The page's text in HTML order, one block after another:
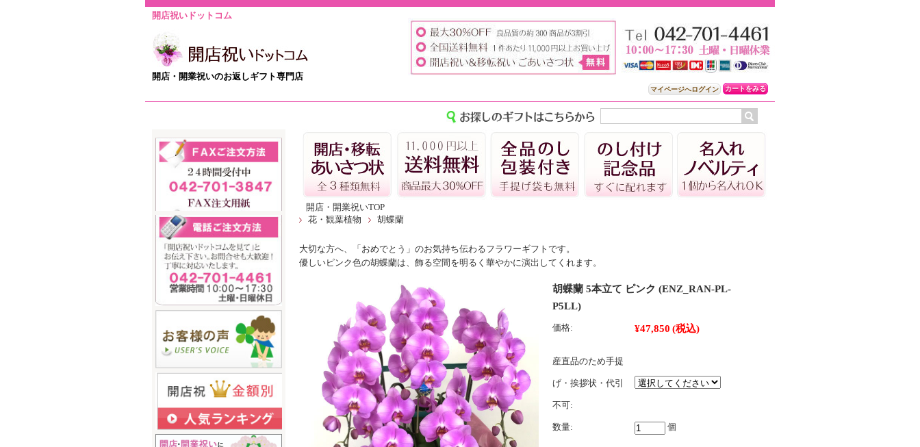
開店祝いドットコム
開店・開業祝いのお返しギフト専門店
マイページへログイン カートをみる
開店・開業祝いTOP
花・観葉植物
胡蝶蘭
大切な方へ、「おめでとう」のお気持ち伝わるフラワーギフトです。
優しいピンク色の胡蝶蘭は、飾る空間を明るく華やかに演出してくれます。
胡蝶蘭 5本立て ピンク (ENZ_RAN-PL-
P5LL)
価格: ¥47,850 (税込)
産直品のため手提
げ・挨拶状・代引
不可:
数量: 個